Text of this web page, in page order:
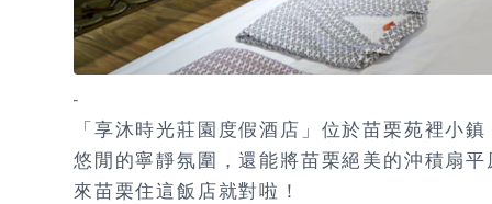
-
「享沐時光莊園度假酒店」位於苗栗苑裡小鎮
悠閒的寧靜氛圍，還能將苗栗絕美的沖積扇
來苗栗住這飯店就對啦！